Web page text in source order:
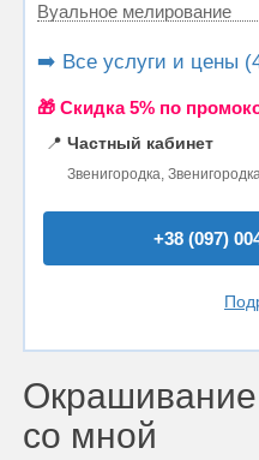
Вуальное мелирование
➡️ Все услуги и цены
🎁 Cкидка 5% по
📍 Частный кабинет
Звенигородка,
+38 (097)
со мной